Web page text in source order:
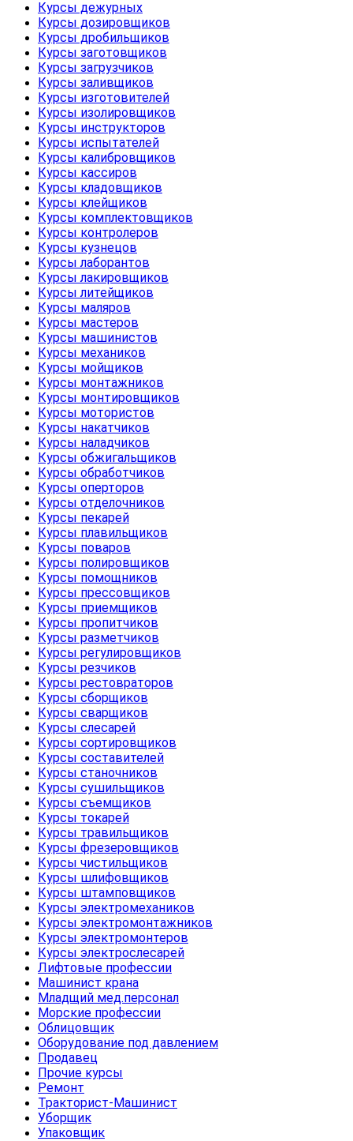
Курсы дежурных
Курсы дозировщиков
Курсы дробильщиков
Курсы заготовщиков
Курсы загрузчиков
Курсы заливщиков
Курсы изготовителей
Курсы изолировщиков
Курсы инструкторов
Курсы испытателей
Курсы калибровщиков
Курсы кассиров
Курсы кладовщиков
Курсы клейщиков
Курсы комплектовщиков
Курсы контролеров
Курсы кузнецов
Курсы лаборантов
Курсы лакировщиков
Курсы литейщиков
Курсы маляров
Курсы мастеров
Курсы машинистов
Курсы механиков
Курсы мойщиков
Курсы монтажников
Курсы монтировщиков
Курсы мотористов
Курсы накатчиков
Курсы наладчиков
Курсы обжигальщиков
Курсы обработчиков
Курсы оперторов
Курсы отделочников
Курсы пекарей
Курсы плавильщиков
Курсы поваров
Курсы полировщиков
Курсы помощников
Курсы прессовщиков
Курсы приемщиков
Курсы пропитчиков
Курсы разметчиков
Курсы регулировщиков
Курсы резчиков
Курсы рестовраторов
Курсы сборщиков
Курсы сварщиков
Курсы слесарей
Курсы сортировщиков
Курсы составителей
Курсы станочников
Курсы сушильщиков
Курсы съемщиков
Курсы токарей
Курсы травильщиков
Курсы фрезеровщиков
Курсы чистильщиков
Курсы шлифовщиков
Курсы штамповщиков
Курсы электромехаников
Курсы электромонтажников
Курсы электромонтеров
Курсы электрослесарей
Лифтовые профессии
Машинист крана
Младщий мед.персонал
Морские профессии
Облицовщик
Оборудование под давлением
Продавец
Прочие курсы
Ремонт
Тракторист-Машинист
Уборщик
Упаковщик